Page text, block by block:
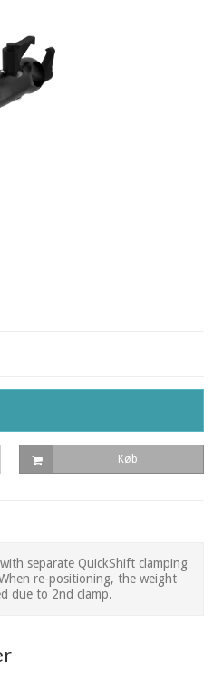
Køb
separate QuickShift clamping
re-positioning, the weight
due to 2nd clamp.